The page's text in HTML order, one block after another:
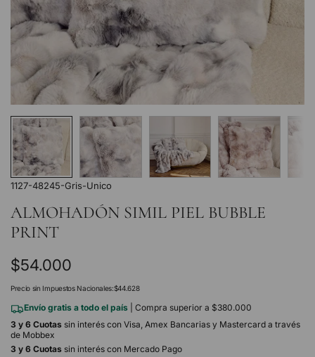
1127-48245-Gris-Unico
ALMOHADÓN SIMIL PIEL BUBBLE
PRINT
Precio
regular
$54.000
Precio sin Impuestos Nacionales:$44.628
Envío gratis a todo el país
| Compra superior a $380.000
3 y 6 Cuotas sin interés con Visa, Amex Bancarias y Mastercard a través
de Mobbex
3 y 6 Cuotas sin interés con Mercado Pago